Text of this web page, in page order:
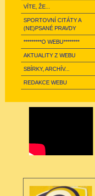
VÍTE, ŽE...
SPORTOVNÍ CITÁTY A
(NE)PSANÉ PRAVDY
*********O WEBU********
AKTUALITY Z WEBU
SBÍRKY, ARCHÍV...
REDAKCE WEBU